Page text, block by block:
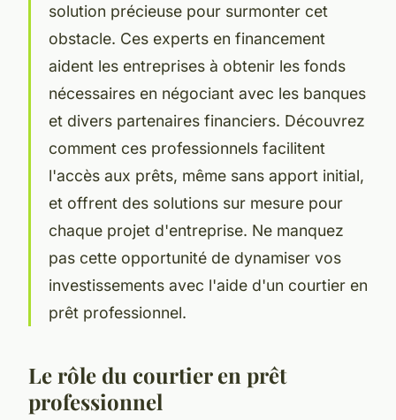
solution précieuse pour surmonter cet
obstacle. Ces experts en financement
aident les entreprises à obtenir les fonds
nécessaires en négociant avec les banques
et divers partenaires financiers. Découvrez
comment ces professionnels facilitent
l'accès aux prêts, même sans apport initial,
et offrent des solutions sur mesure pour
chaque projet d'entreprise. Ne manquez
pas cette opportunité de dynamiser vos
investissements avec l'aide d'un courtier en
prêt professionnel.
Le rôle du courtier en prêt
professionnel